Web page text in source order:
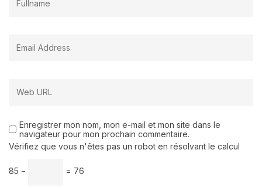
Enregistrer mon nom, mon e-mail et mon site dans le
navigateur pour mon prochain commentaire.
Vérifiez que vous n'êtes pas un robot en résolvant le calcul
85 − = 76